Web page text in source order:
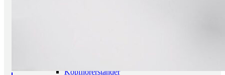
Kopfhörerständer